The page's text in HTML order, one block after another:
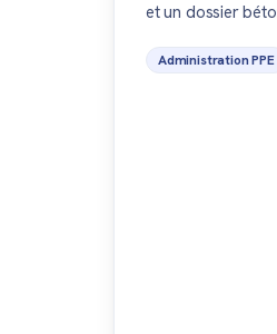
et un dossier
Administration PPE